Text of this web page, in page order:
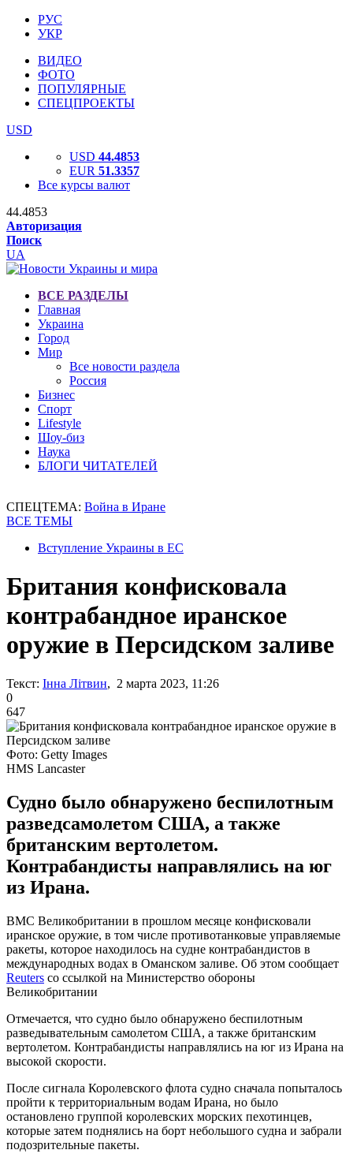
РУС
УКР
ВИДЕО
ФОТО
ПОПУЛЯРНЫЕ
СПЕЦПРОЕКТЫ
USD
USD 44.4853
EUR 51.3357
Все курсы валют
44.4853
Авторизация
Поиск
UA
ВСЕ РАЗДЕЛЫ
Главная
Украина
Город
Мир
Все новости раздела
Россия
Бизнес
Спорт
Lifestyle
Шоу-биз
Наука
БЛОГИ ЧИТАТЕЛЕЙ
СПЕЦТЕМА: Война в Иране
ВСЕ ТЕМЫ
Вступление Украины в ЕС
Британия конфисковала
контрабандное иранское
оружие в Персидском заливе
Текст: Інна Літвин, 2 марта 2023, 11:26
0
647
Фото: Getty Images
HMS Lancaster
Судно было обнаружено беспилотным
разведсамолетом США, а также
британским вертолетом.
Контрабандисты направлялись на юг
из Ирана.
ВМС Великобритании в прошлом месяце конфисковали
иранское оружие, в том числе противотанковые управляемые
ракеты, которое находилось на судне контрабандистов в
международных водах в Оманском заливе. Об этом сообщает
Reuters со ссылкой на Министерство обороны
Великобритании
Отмечается, что судно было обнаружено беспилотным
разведывательным самолетом США, а также британским
вертолетом. Контрабандисты направлялись на юг из Ирана на
высокой скорости.
После сигнала Королевского флота судно сначала попыталось
пройти к территориальным водам Ирана, но было
остановлено группой королевских морских пехотинцев,
которые затем поднялись на борт небольшого судна и забрали
подозрительные пакеты.